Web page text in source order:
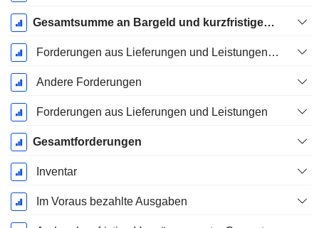
Gesamtsumme an Bargeld und kurzfristigen Investitionen
Forderungen aus Lieferungen und Leistungen, Gesamt
Andere Forderungen
Forderungen aus Lieferungen und Leistungen
Gesamtforderungen
Inventar
Im Voraus bezahlte Ausgaben